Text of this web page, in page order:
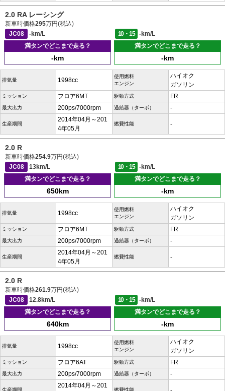
2.0 RA レーシング
新車時価格295万円(税込)
JC08
-km/L 10・15
-km/L
満タンでどこまで走る？
-km
満タンでどこまで走る？
-km
排気量 1998cc
使用燃料
エンジン
ハイオク
ガソリン
ミッション フロア6MT 駆動方式 FR
最大出力 200ps/7000rpm 過給器（ターボ） -
生産期間
2014年04月～201
4年05月
燃費性能 -
2.0 R
新車時価格254.9万円(税込)
JC08
13km/L 10・15
-km/L
満タンでどこまで走る？
650km
満タンでどこまで走る？
-km
排気量 1998cc
使用燃料
エンジン
ハイオク
ガソリン
ミッション フロア6MT 駆動方式 FR
最大出力 200ps/7000rpm 過給器（ターボ） -
生産期間
2014年04月～201
4年05月
燃費性能 -
2.0 R
新車時価格261.9万円(税込)
JC08
12.8km/L 10・15
-km/L
満タンでどこまで走る？
640km
満タンでどこまで走る？
-km
排気量 1998cc
使用燃料
エンジン
ハイオク
ガソリン
ミッション フロア6AT 駆動方式 FR
最大出力 200ps/7000rpm 過給器（ターボ） -
生産期間
2014年04月～201
燃費性能